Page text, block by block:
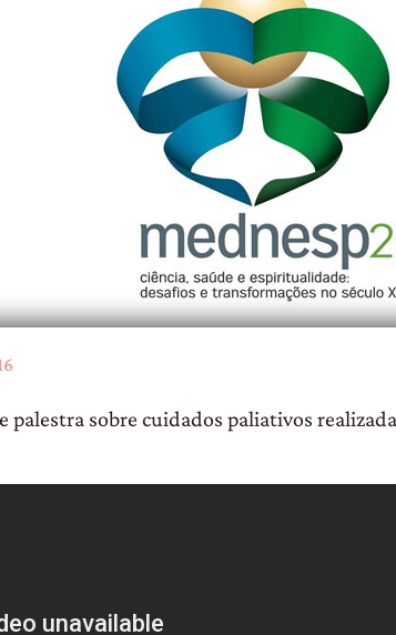
palestra sobre cuidados paliativos